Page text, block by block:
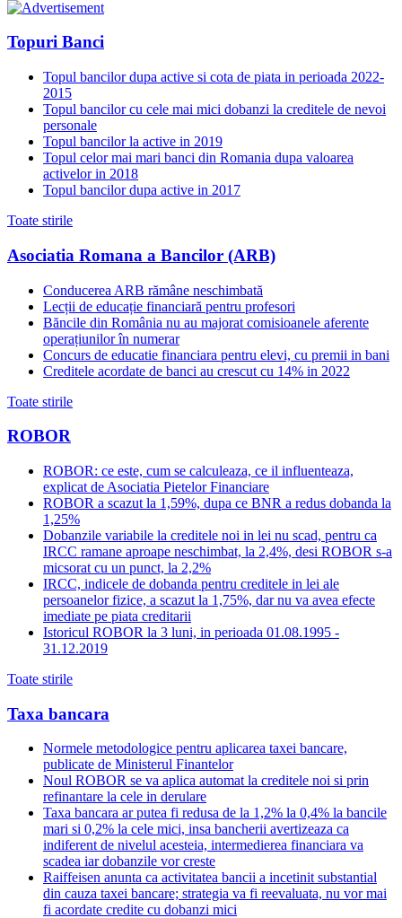
Topuri Banci
Topul bancilor dupa active si cota de piata in perioada 2022-
2015
Topul bancilor cu cele mai mici dobanzi la creditele de nevoi
personale
Topul bancilor la active in 2019
Topul celor mai mari banci din Romania dupa valoarea
activelor in 2018
Topul bancilor dupa active in 2017
Toate stirile
Asociatia Romana a Bancilor (ARB)
Conducerea ARB rămâne neschimbată
Lecții de educație financiară pentru profesori
Băncile din România nu au majorat comisioanele aferente
operațiunilor în numerar
Concurs de educatie financiara pentru elevi, cu premii in bani
Creditele acordate de banci au crescut cu 14% in 2022
Toate stirile
ROBOR
ROBOR: ce este, cum se calculeaza, ce il influenteaza,
explicat de Asociatia Pietelor Financiare
ROBOR a scazut la 1,59%, dupa ce BNR a redus dobanda la
1,25%
Dobanzile variabile la creditele noi in lei nu scad, pentru ca
IRCC ramane aproape neschimbat, la 2,4%, desi ROBOR s-a
micsorat cu un punct, la 2,2%
IRCC, indicele de dobanda pentru creditele in lei ale
persoanelor fizice, a scazut la 1,75%, dar nu va avea efecte
imediate pe piata creditarii
Istoricul ROBOR la 3 luni, in perioada 01.08.1995 -
31.12.2019
Toate stirile
Taxa bancara
Normele metodologice pentru aplicarea taxei bancare,
publicate de Ministerul Finantelor
Noul ROBOR se va aplica automat la creditele noi si prin
refinantare la cele in derulare
Taxa bancara ar putea fi redusa de la 1,2% la 0,4% la bancile
mari si 0,2% la cele mici, insa bancherii avertizeaza ca
indiferent de nivelul acesteia, intermedierea financiara va
scadea iar dobanzile vor creste
Raiffeisen anunta ca activitatea bancii a incetinit substantial
din cauza taxei bancare; strategia va fi reevaluata, nu vor mai
fi acordate credite cu dobanzi mici